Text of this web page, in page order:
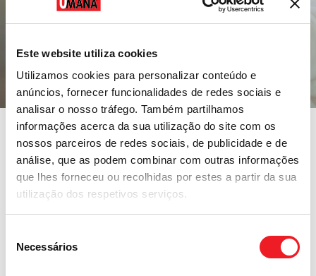
Este website utiliza cookies
Utilizamos cookies para personalizar conteúdo e
anúncios, fornecer funcionalidades de redes sociais e
analisar o nosso tráfego. Também partilhamos
informações acerca da sua utilização do site com os
nossos parceiros de redes sociais, de publicidade e de
análise, que as podem combinar com outras informações
que lhes forneceu ou recolhidas por estes a partir da sua
utilização dos respetivos serviços.
Necessários
Para empresas que mantêm o país em
movimento.
Um setor em crescimento e constante
devidamente capacitado
, serviço de qualidade